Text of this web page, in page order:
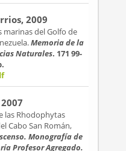
2009
marinas del Golfo de
Memoria de la
Naturales. 171 99-
las Rhodophytas
Cabo San Román,
Monografía de
Profesor Agregado.